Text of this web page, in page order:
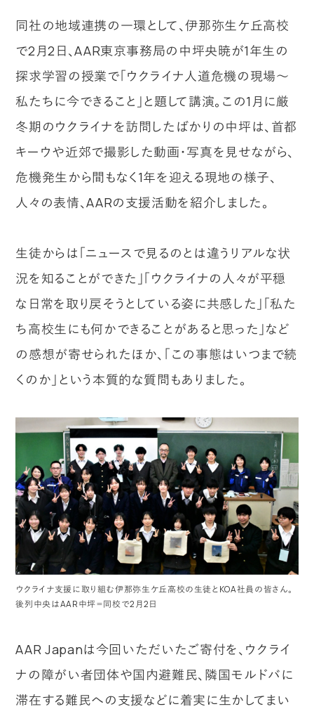
同社の地域連携の一環として、伊那弥生ケ丘高校
で2月2日、AAR東京事務局の中坪央暁が1年生の
探求学習の授業で「ウクライナ人道危機の現場～
私たちに今できること」と題して講演。この1月に厳
冬期のウクライナを訪問したばかりの中坪は、首都
キーウや近郊で撮影した動画・写真を見せながら、
危機発生から間もなく1年を迎える現地の様子、
人々の表情、AARの支援活動を紹介しました。
生徒からは「ニュースで見るのとは違うリアルな状
況を知ることができた」「ウクライナの人々が平穏
な日常を取り戻そうとしている姿に共感した」「私た
ち高校生にも何かできることがあると思った」など
の感想が寄せられたほか、「この事態はいつまで続
くのか」という本質的な質問もありました。
ウクライナ支援に取り組む伊那弥生ケ丘高校の生徒とKOA社員の皆さん。
後列中央はAAR中坪＝同校で2月2日
AAR Japanは今回いただいたご寄付を、ウクライ
ナの障がい者団体や国内避難民、隣国モルドバに
滞在する難民への支援などに着実に生かしてまい